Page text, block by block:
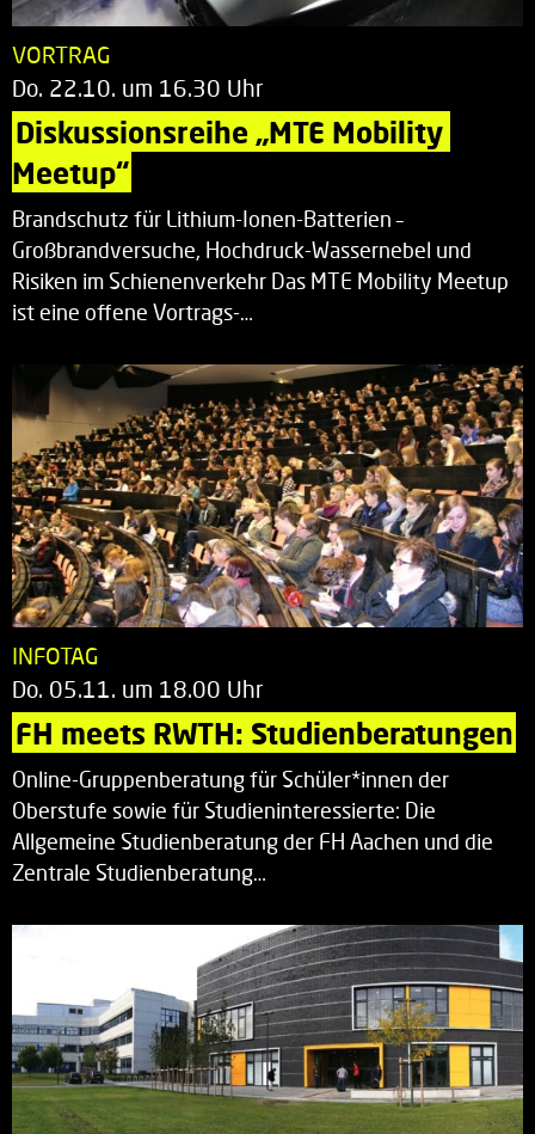
VORTRAG
Do. 22.10. um 16.30 Uhr
Diskussionsreihe „MTE Mobility
Meetup“
Brandschutz für Lithium-Ionen-Batterien –
Großbrandversuche, Hochdruck-Wassernebel und
Risiken im Schienenverkehr Das MTE Mobility Meetup
ist eine offene Vortrags-…
INFOTAG
Do. 05.11. um 18.00 Uhr
FH meets RWTH: Studienberatungen
Online-Gruppenberatung für Schüler*innen der
Oberstufe sowie für Studieninteressierte: Die
Allgemeine Studienberatung der FH Aachen und die
Zentrale Studienberatung…